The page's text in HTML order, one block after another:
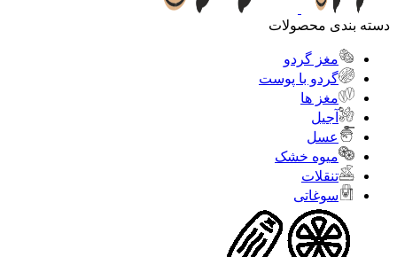
دسته بندی محصولات
مغز گردو
گردو با پوست
مغز ها
آجیل
عسل
میوه خشک
تنقلات
سوغاتی